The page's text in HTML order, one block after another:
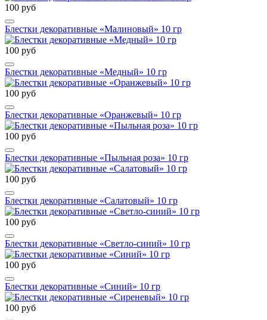
100 руб
Блестки декоративные «Малиновый» 10 гр
100 руб
Блестки декоративные «Медный» 10 гр
100 руб
Блестки декоративные «Оранжевый» 10 гр
100 руб
Блестки декоративные «Пыльная роза» 10 гр
100 руб
Блестки декоративные «Салатовый» 10 гр
100 руб
Блестки декоративные «Светло-синий» 10 гр
100 руб
Блестки декоративные «Синий» 10 гр
100 руб